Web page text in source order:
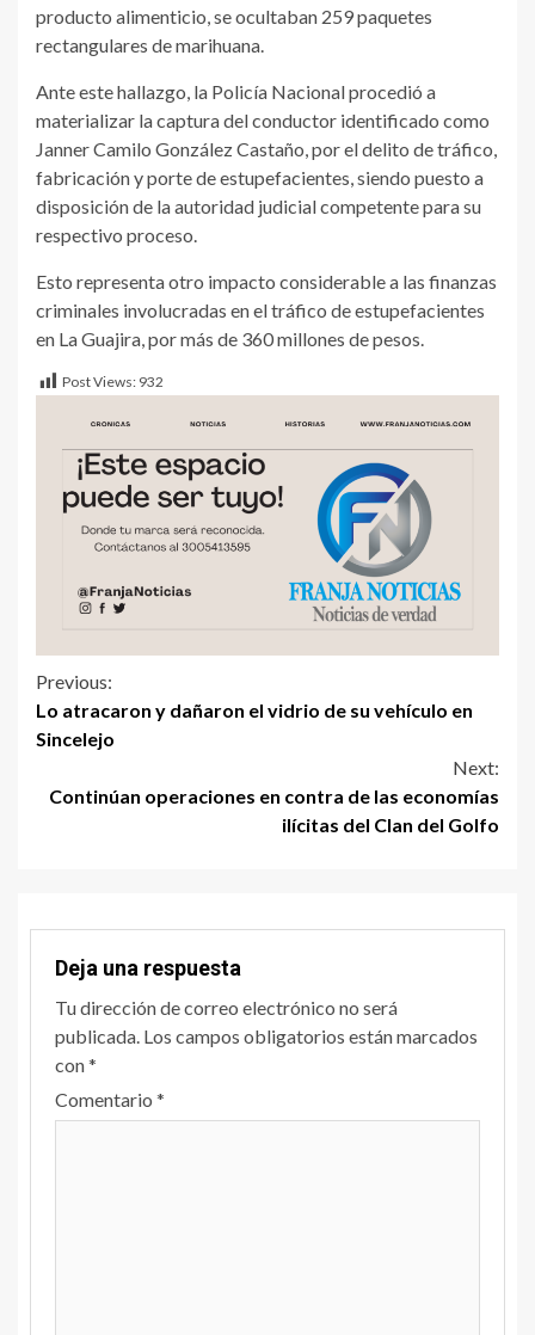
producto alimenticio, se ocultaban 259 paquetes
rectangulares de marihuana.
Ante este hallazgo, la Policía Nacional procedió a
materializar la captura del conductor identificado como
Janner Camilo González Castaño, por el delito de tráfico,
fabricación y porte de estupefacientes, siendo puesto a
disposición de la autoridad judicial competente para su
respectivo proceso.
Esto representa otro impacto considerable a las finanzas
criminales involucradas en el tráfico de estupefacientes
en La Guajira, por más de 360 millones de pesos.
Post Views: 932
Previous:
Lo atracaron y dañaron el vidrio de su vehículo en
Sincelejo
Next:
Continúan operaciones en contra de las economías
ilícitas del Clan del Golfo
Deja una respuesta
Tu dirección de correo electrónico no será
publicada. Los campos obligatorios están marcados
con*
Comentario *